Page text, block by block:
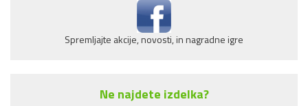
Spremljajte akcije, novosti, in nagradne igre
Ne najdete izdelka?